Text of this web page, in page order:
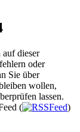
dieser
oder
Sie über
wollen,
lassen.
(
)